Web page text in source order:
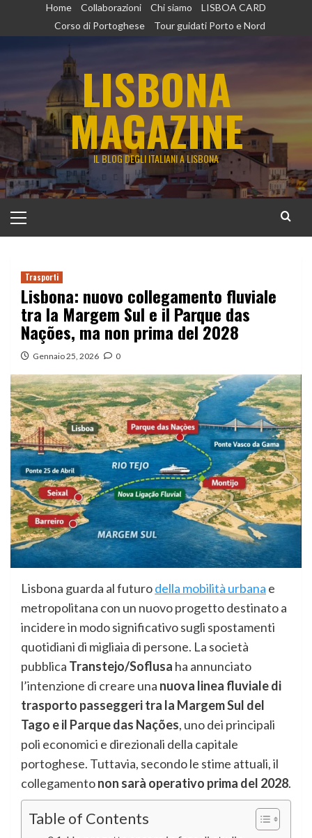
Home Collaborazioni Chi siamo
LISBOA CARD
Corso di Portoghese
Tour guidati Porto e Nord
LISBONA
MAGAZINE
IL BLOG DEGLI ITALIANI A LISBONA
principale
Trasporti
Lisbona: nuovo collegamento fluviale
tra la Margem Sul e il Parque das
Nações, ma non prima del 2028
Gennaio 25, 2026 0
Lisbona guarda al futurodella mobilità urbana e
metropolitana con un nuovo progetto destinato a
incidere in modo significativo sugli spostamenti
quotidiani di migliaia di persone. La società
pubblica Transtejo/Soflusa ha annunciato
l’intenzione di creare una nuova linea fluviale di
trasporto passeggeri tra la Margem Sul del
Tago e il Parque das Nações, uno dei principali
poli economici e direzionali della capitale
portoghese. Tuttavia, secondo le stime attuali, il
collegamentonon sarà operativo prima del 2028.
Table of Contents